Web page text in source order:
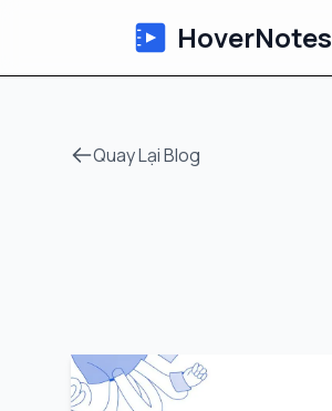
HoverNotes
Quay Lại Blog